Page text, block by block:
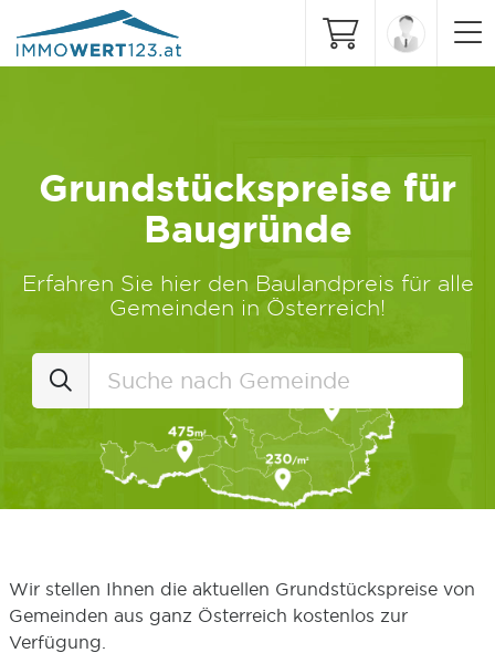
Grundstückspreise für
Baugründe
Erfahren Sie hier den Baulandpreis für alle
Gemeinden in Österreich!
Wir stellen Ihnen die aktuellen Grundstückspreise von
Gemeinden aus ganz Österreich kostenlos zur
Verfügung.